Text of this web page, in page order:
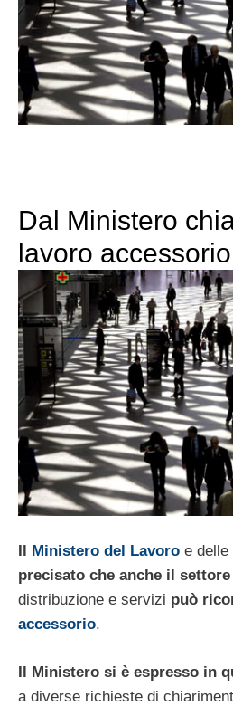
Dal Ministero
lavoro accessorio
Il Ministero del Lavoro e delle
precisato che anche il
distribuzione e servizi può
accessorio.
Il Ministero si è espresso in
a diverse richieste di